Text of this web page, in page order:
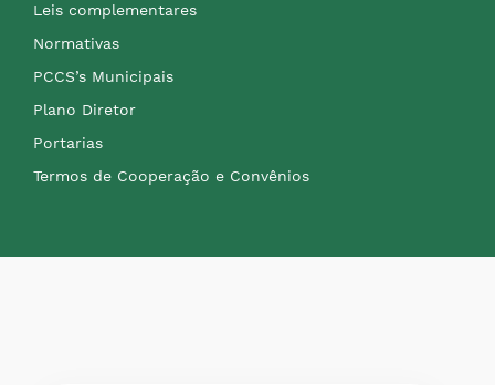
Leis complementares
Normativas
PCCS’s Municipais
Plano Diretor
Portarias
Termos de Cooperação e Convênios